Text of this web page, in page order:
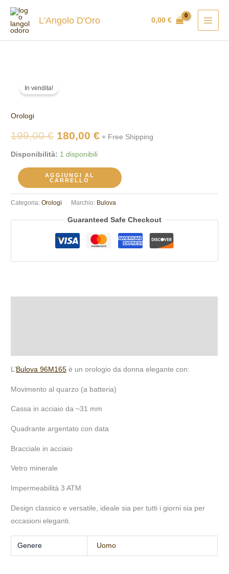
contenuto
L'Angolo D'Oro 0,00€
In vendita!
Orologi
199,00€ era:
199,00 €.
180,00€è:
+ Free Shipping
Disponibilità: 1 disponibili
Bulova
quantità
AGGIUNGI AL
CARRELLO
Categoria:Orologi Marchio: Bulova
Guaranteed Safe Checkout
L’Bulova 96M165 è un orologio da donna elegante con:
Movimento al quarzo (a batteria)
Cassa in acciaio da ~31 mm
Quadrante argentato con data
Bracciale in acciaio
Vetro minerale
Impermeabilità 3 ATM
Design classico e versatile, ideale sia per tutti i giorni sia per
occasioni eleganti.
Genere Uomo